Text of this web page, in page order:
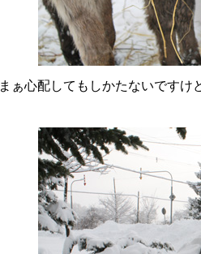
まぁ心配してもしかたないですけ